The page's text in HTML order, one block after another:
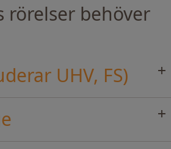
rörelser behöver
UHV, FS)